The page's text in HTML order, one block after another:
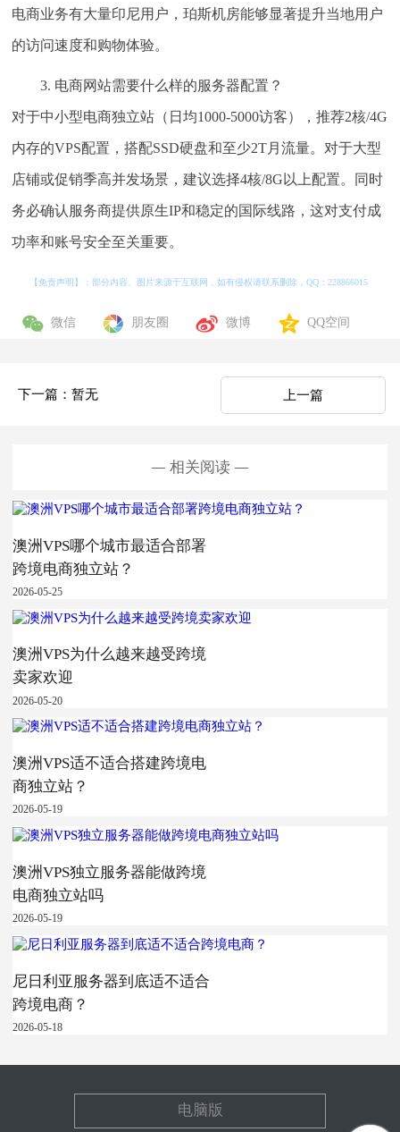
电商业务有大量印尼用户，珀斯机房能够显著提升当地用户
的访问速度和购物体验。
3. 电商网站需要什么样的服务器配置？
对于中小型电商独立站（日均1000-5000访客），推荐2核/4G
内存的VPS配置，搭配SSD硬盘和至少2T月流量。对于大型
店铺或促销季高并发场景，建议选择4核/8G以上配置。同时
务必确认服务商提供原生IP和稳定的国际线路，这对支付成
功率和账号安全至关重要。
【免责声明】：部分内容、图片来源于互联网，如有侵权请联系删除，QQ：228866015
微信 朋友圈 微博 QQ空间
下一篇：暂无 上一篇
相关阅读
澳洲VPS哪个城市最适合部署
跨境电商独立站？
2026-05-25
澳洲VPS为什么越来越受跨境
卖家欢迎
2026-05-20
澳洲VPS适不适合搭建跨境电
商独立站？
2026-05-19
澳洲VPS独立服务器能做跨境
电商独立站吗
2026-05-19
尼日利亚服务器到底适不适合
跨境电商？
2026-05-18
电脑版